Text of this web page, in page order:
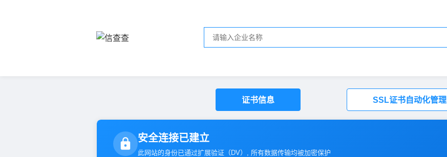
证书信息 SSL证书自动化管理
安全连接已建立
此网站的身份已通过扩展验证（ DV）, 所有数据传输均被加密保护